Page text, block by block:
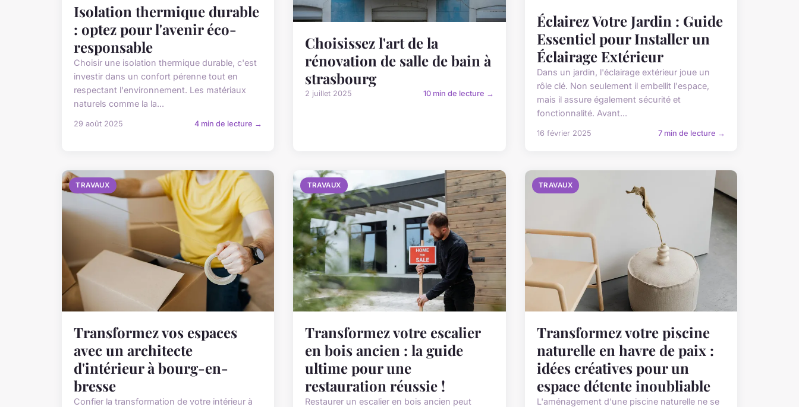
Isolation thermique durable
: optez pour l'avenir éco-
responsable
Choisir une isolation thermique durable, c'est
investir dans un confort pérenne tout en
respectant l'environnement. Les matériaux
naturels comme la la...
29 août 2025 4 min de lecture →
Choisissez l'art de la
rénovation de salle de bain à
strasbourg
2 juillet 2025 10 min de lecture →
Éclairez Votre Jardin : Guide
Essentiel pour Installer un
Éclairage Extérieur
Dans un jardin, l'éclairage extérieur joue un
rôle clé. Non seulement il embellit l'espace,
mais il assure également sécurité et
fonctionnalité. Avant...
16 février 2025 7 min de lecture →
TRAVAUX
Transformez vos espaces
avec un architecte
d'intérieur à bourg-en-
bresse
Confier la transformation de votre intérieur à
TRAVAUX
Transformez votre escalier
en bois ancien : la guide
ultime pour une
restauration réussie !
Restaurer un escalier en bois ancien peut
TRAVAUX
Transformez votre piscine
naturelle en havre de paix :
idées créatives pour un
espace détente inoubliable
L'aménagement d'une piscine naturelle ne se